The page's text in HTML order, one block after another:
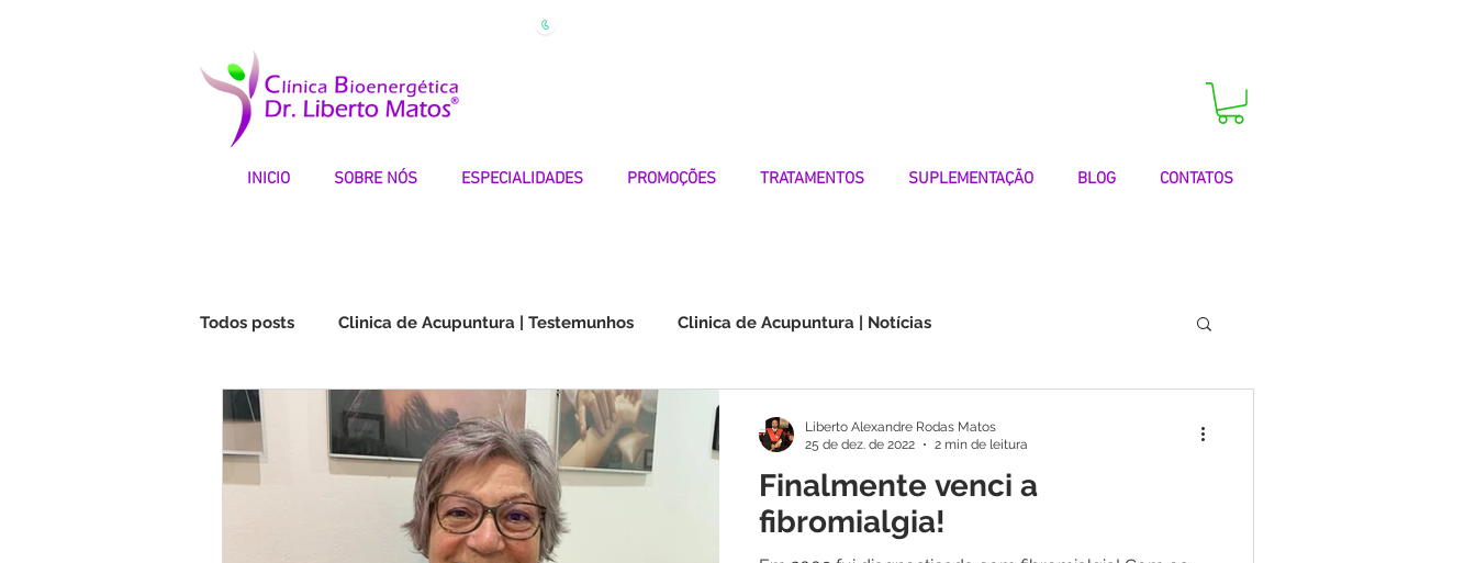
INICIO SOBRE NÓS ESPECIALIDADES PROMOÇÕES TRATAMENTOS SUPLEMENTAÇÃO BLOG CONTATOS
Todos posts Clinica de Acupuntura | Testemunhos Clinica de Acupuntura | Notícias
Fibromialgia | Testemunhos Choque na Orelha | Testemunhos
STOP DEPRESSÃO | Testemunhos Medicina Quântica | TestemunhosFinalmente venci a
fibromialgia!
Liberto Alexandre Rodas Matos
25 de dez. de 2022
2 min de leitura